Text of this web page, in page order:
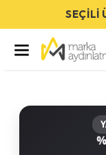
SEÇİLİ